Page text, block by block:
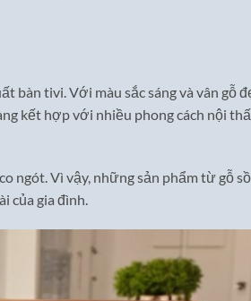
bàn tivi. Với màu sắc sáng và vân gỗ
kết hợp với nhiều phong cách nội
ngót. Vì vậy, những sản phẩm từ gỗ
của gia đình.